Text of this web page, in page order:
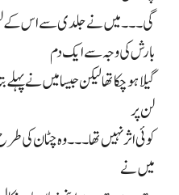
گی۔۔۔ میں نے جلدی سے اس کے
بارش کی وجہ سے ایک دم
گیلا ہو چکا تھا لیکن جیسا میں نے
لن پر
کوئی اثر نہیں تھا۔۔۔ وہ چٹان کی
میں نے